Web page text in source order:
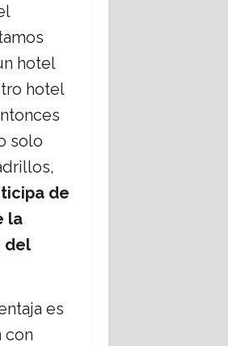
hotel
hotel
solo
de
la
del
es
con